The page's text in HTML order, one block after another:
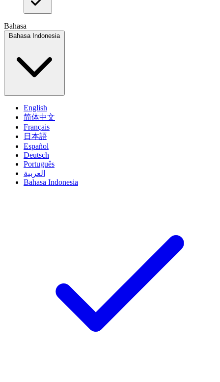
Bahasa
Bahasa Indonesia
English
简体中文
Français
日本語
Español
Deutsch
Português
العربية
Bahasa Indonesia